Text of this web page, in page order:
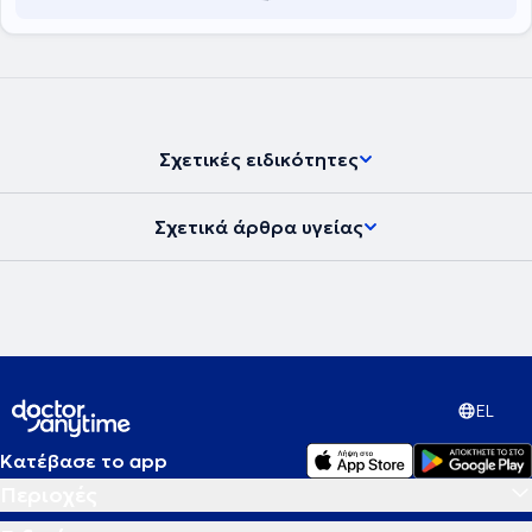
Σχετικές ειδικότητες
Σχετικά άρθρα υγείας
EL
Κατέβασε το app